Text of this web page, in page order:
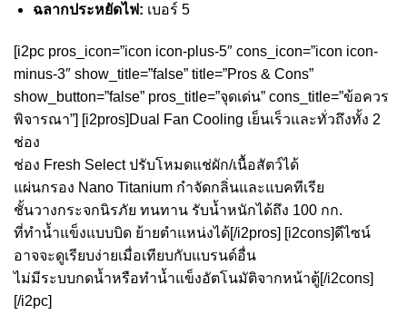
ฉลากประหยัดไฟ: เบอร์ 5
[i2pc pros_icon=”icon icon-plus-5″ cons_icon=”icon icon-
minus-3″ show_title=”false” title=”Pros & Cons”
show_button=”false” pros_title=”จุดเด่น” cons_title=”ข้อควร
พิจารณา”] [i2pros]Dual Fan Cooling เย็นเร็วและทั่วถึงทั้ง 2
ช่อง
ช่อง Fresh Select ปรับโหมดแช่ผัก/เนื้อสัตว์ได้
แผ่นกรอง Nano Titanium กำจัดกลิ่นและแบคทีเรีย
ชั้นวางกระจกนิรภัย ทนทาน รับน้ำหนักได้ถึง 100 กก.
ที่ทำน้ำแข็งแบบบิด ย้ายตำแหน่งได้[/i2pros] [i2cons]ดีไซน์
อาจจะดูเรียบง่ายเมื่อเทียบกับแบรนด์อื่น
ไม่มีระบบกดน้ำหรือทำน้ำแข็งอัตโนมัติจากหน้าตู้[/i2cons]
[/i2pc]